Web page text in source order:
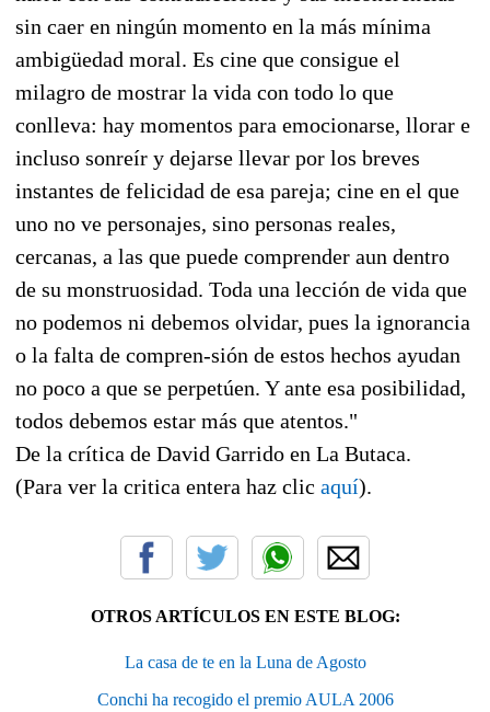
sin caer en ningún momento en la más mínima
ambigüedad moral. Es cine que consigue el
milagro de mostrar la vida con todo lo que
conlleva: hay momentos para emocionarse, llorar e
incluso sonreír y dejarse llevar por los breves
instantes de felicidad de esa pareja; cine en el que
uno no ve personajes, sino personas reales,
cercanas, a las que puede comprender aun dentro
de su monstruosidad. Toda una lección de vida que
no podemos ni debemos olvidar, pues la ignorancia
o la falta de compren-sión de estos hechos ayudan
no poco a que se perpetúen. Y ante esa posibilidad,
todos debemos estar más que atentos."
De la crítica de David Garrido en La Butaca.
(Para ver la critica entera haz clic aquí).
OTROS ARTÍCULOS EN ESTE BLOG:
La casa de te en la Luna de Agosto
Conchi ha recogido el premio AULA 2006